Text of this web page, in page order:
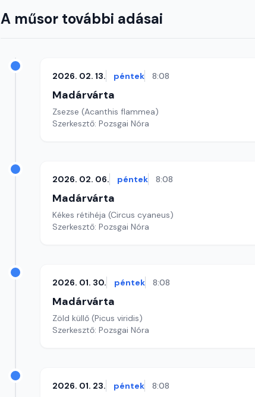
A műsor további adásai
2026. 02. 13. péntek 8:08
Madárvárta
Zsezse (Acanthis flammea)
Szerkesztő: Pozsgai Nóra
2026. 02. 06. péntek 8:08
Madárvárta
Kékes rétihéja (Circus cyaneus)
Szerkesztő: Pozsgai Nóra
2026. 01. 30. péntek 8:08
Madárvárta
Zöld küllő (Picus viridis)
Szerkesztő: Pozsgai Nóra
2026. 01. 23. péntek 8:08